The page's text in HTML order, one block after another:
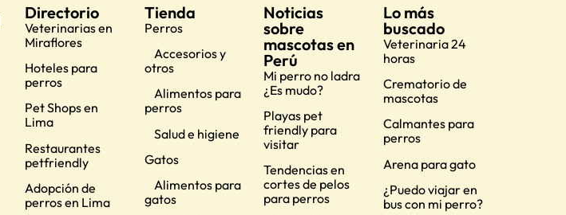
Directorio
Veterinarias en
Miraflores
Hoteles para
perros
Pet Shops en
Lima
Restaurantes
petfriendly
Adopción de
perros en Lima
Tienda
Perros
Accesorios y
otros
Alimentos para
perros
Salud e higiene
Gatos
Alimentos para
gatos
Noticias
sobre
mascotas en
Perú
Mi perro no ladra
¿Es mudo?
Playas pet
friendly para
visitar
Tendencias en
cortes de pelos
para perros
Lo más
buscado
Veterinaria 24
horas
Crematorio de
mascotas
Calmantes para
perros
Arena para gato
¿Puedo viajar en
bus con mi perro?